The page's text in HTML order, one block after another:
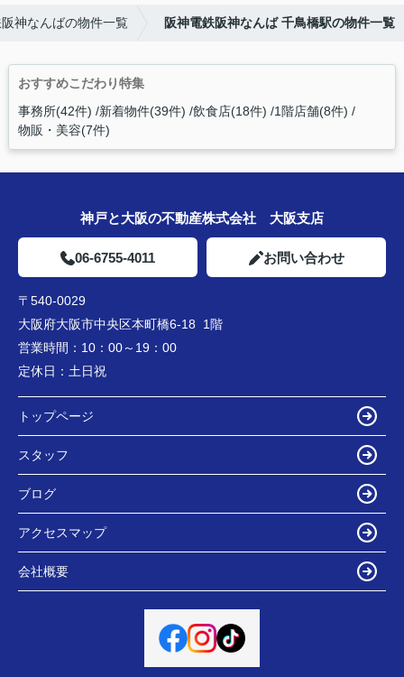
神なんばの物件一覧 阪神電鉄阪神なんば 千鳥橋駅の物件一覧
おすすめこだわり特集
事務所(42件) 新着物件(39件) 飲食店(18件) 1階店舗(8件)
物販・美容(7件)
神戸と大阪の不動産株式会社 大阪支店
06-6755-4011 お問い合わせ
〒540-0029
大阪府大阪市中央区本町橋6-18 1階
営業時間： 10：00～19：00
定休日： 土日祝
トップページ
スタッフ
ブログ
アクセスマップ
会社概要